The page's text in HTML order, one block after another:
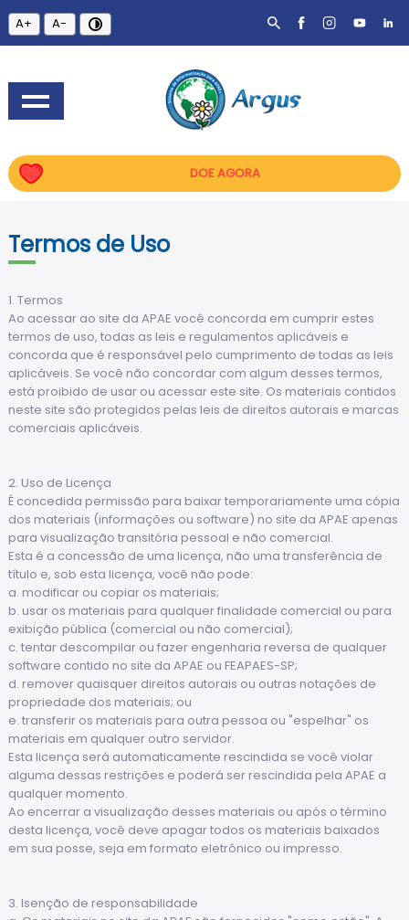
A+ A-
DOE AGORA
Termos de Uso
1. Termos
Ao acessar ao site da APAE você concorda em cumprir estes
termos de uso, todas as leis e regulamentos aplicáveis e
concorda que é responsável pelo cumprimento de todas as leis
aplicáveis. Se você não concordar com algum desses termos,
está proibido de usar ou acessar este site. Os materiais contidos
neste site são protegidos pelas leis de direitos autorais e marcas
comerciais aplicáveis.
2. Uso de Licença
É concedida permissão para baixar temporariamente uma cópia
dos materiais (informações ou software) no site da APAE apenas
para visualização transitória pessoal e não comercial.
Esta é a concessão de uma licença, não uma transferência de
título e, sob esta licença, você não pode:
a. modificar ou copiar os materiais;
b. usar os materiais para qualquer finalidade comercial ou para
exibição pública (comercial ou não comercial);
c. tentar descompilar ou fazer engenharia reversa de qualquer
software contido no site da APAE ou FEAPAES-SP;
d. remover quaisquer direitos autorais ou outras notações de
propriedade dos materiais; ou
e. transferir os materiais para outra pessoa ou "espelhar" os
materiais em qualquer outro servidor.
Esta licença será automaticamente rescindida se você violar
alguma dessas restrições e poderá ser rescindida pela APAE a
qualquer momento.
Ao encerrar a visualização desses materiais ou após o término
desta licença, você deve apagar todos os materiais baixados
em sua posse, seja em formato eletrônico ou impresso.
3. Isenção de responsabilidade